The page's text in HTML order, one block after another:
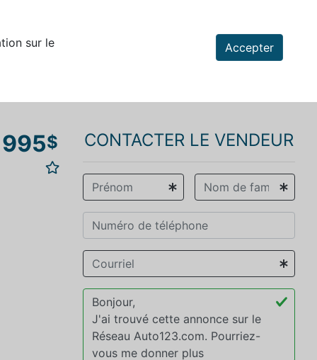
sur le
Accepter
$ CONTACTER LE VENDEUR